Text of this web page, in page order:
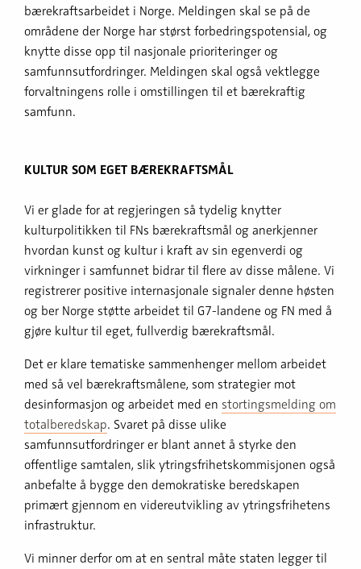
bærekraftsarbeidet i Norge. Meldingen skal se på de
områdene der Norge har størst forbedringspotensial, og
knytte disse opp til nasjonale prioriteringer og
samfunnsutfordringer. Meldingen skal også vektlegge
forvaltningens rolle i omstillingen til et bærekraftig
samfunn.
KULTUR SOM EGET BÆREKRAFTSMÅL
Vi er glade for at regjeringen så tydelig knytter
kulturpolitikken til FNs bærekraftsmål og anerkjenner
hvordan kunst og kultur i kraft av sin egenverdi og
virkninger i samfunnet bidrar til flere av disse målene. Vi
registrerer positive internasjonale signaler denne høsten
og ber Norge støtte arbeidet til G7-landene og FN med å
gjøre kultur til eget, fullverdig bærekraftsmål.
Det er klare tematiske sammenhenger mellom arbeidet
med så vel bærekraftsmålene, som strategier mot
desinformasjon og arbeidet med en stortingsmelding om
totalberedskap. Svaret på disse ulike
samfunnsutfordringer er blant annet å styrke den
offentlige samtalen, slik ytringsfrihetskommisjonen også
anbefalte å bygge den demokratiske beredskapen
primært gjennom en videreutvikling av ytringsfrihetens
infrastruktur.
Vi minner derfor om at en sentral måte staten legger til